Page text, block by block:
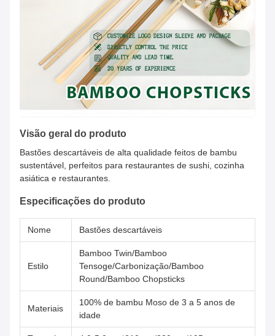
Visão geral do produto
Bastões descartáveis de alta qualidade feitos de bambu
sustentável, perfeitos para restaurantes de sushi, cozinha
asiática e restaurantes.
Especificações do produto
Nome Bastões descartáveis
Estilo
Bamboo Twin/Bamboo
Tensoge/Carbonização/Bamboo
Round/Bamboo Chopsticks
Materiais
100% de bambu Moso de 3 a 5 anos de
idade